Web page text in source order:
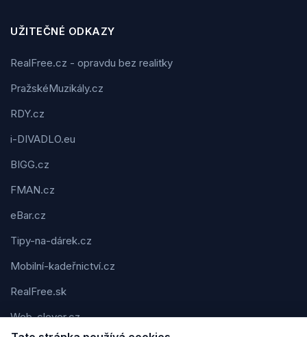
UŽITEČNÉ ODKAZY
RealFree.cz - opravdu bez realitky
PražskéMuzikály.cz
RDY.cz
i-DIVADLO.eu
BIGG.cz
FMAN.cz
eBar.cz
Tipy-na-dárek.cz
Mobilní-kadeřnictví.cz
RealFree.sk
Web-clever.cz